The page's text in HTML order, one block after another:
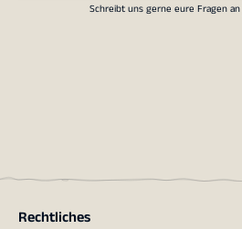
Schreibt uns gerne eure Fragen an
Rechtliches